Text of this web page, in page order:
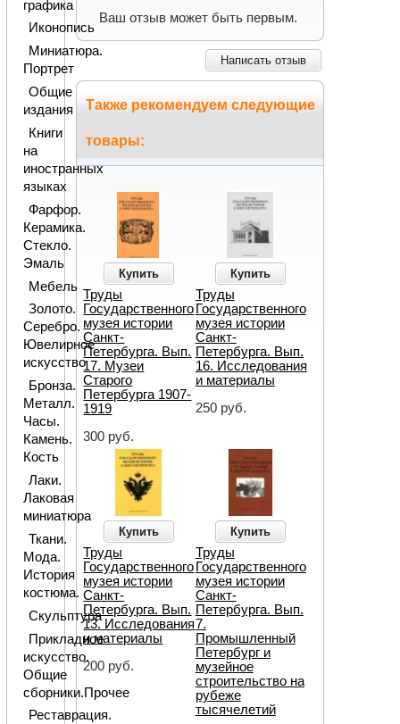
Ваш отзыв может быть первым.
Написать отзыв
Также рекомендуем следующие
товары:
Купить
Труды
Государственного
музея истории
Санкт-
Петербурга. Вып.
17. Музеи
Старого
Петербурга 1907-
1919
300 руб.
Купить
Труды
Государственного
музея истории
Санкт-
Петербурга. Вып.
16. Исследования
и материалы
250 руб.
Купить
Труды
Государственного
музея истории
Санкт-
Петербурга. Вып.
13. Исследования
и материалы
200 руб.
Купить
Труды
Государственного
музея истории
Санкт-
Петербурга. Вып.
7.
Промышленный
Петербург и
музейное
строительство на
рубеже
тысячелетий
графика
Иконопись
Миниатюра.
Портрет
Общие
издания
Книги
на
иностранных
языках
Фарфор.
Керамика.
Стекло.
Эмаль
Мебель
Золото.
Серебро.
Ювелирное
искусство
Бронза.
Металл.
Часы.
Камень.
Кость
Лаки.
Лаковая
миниатюра
Ткани.
Мода.
История
костюма.
Скульптура
Прикладное
искусство.
Общие
сборники.Прочее
Реставрация.